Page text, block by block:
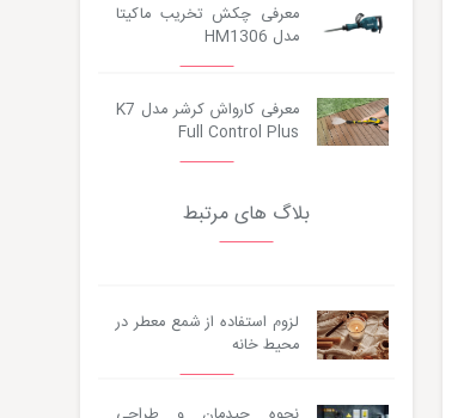
معرفی چکش تخریب ماکیتا
مدل HM1306
معرفی کارواش کرشر مدل K7
Full Control Plus
بلاگ های مرتبط
لزوم استفاده از شمع معطر در
محیط خانه